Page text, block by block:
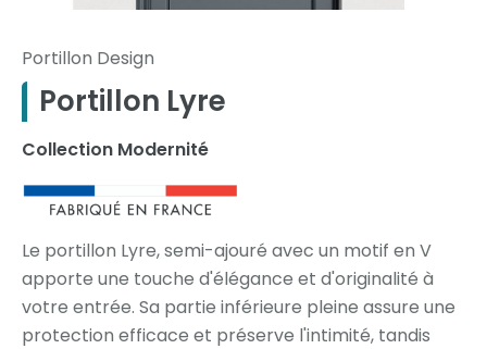
Portillon Design
Portillon Lyre
Collection Modernité
Le portillon Lyre, semi-ajouré avec un motif en V
apporte une touche d'élégance et d'originalité à
votre entrée. Sa partie inférieure pleine assure une
protection efficace et préserve l'intimité, tandis